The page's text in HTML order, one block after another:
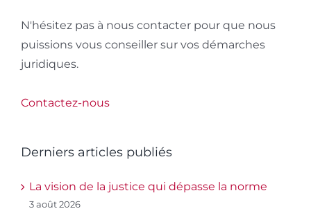
N'hésitez pas à nous contacter pour que nous
puissions vous conseiller sur vos démarches
juridiques.
Contactez-nous
Derniers articles publiés
La vision de la justice qui dépasse la norme
3 août 2026